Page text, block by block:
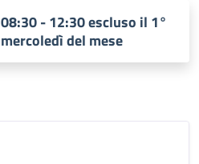
08:30 - 12:30 escluso il 1°
mercoledì del mese